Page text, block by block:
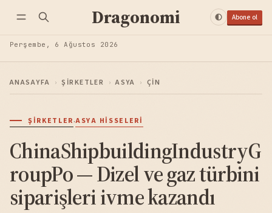
Dragonomi Abone ol
Perşembe, 6 Ağustos 2026
ANASAYFA › ŞIRKETLER › ASYA › ÇIN
ŞIRKETLER·ASYA HISSELERI
ChinaShipbuildingIndustryG
roupPo — Dizel ve gaz türbini
siparişleri ivme kazandı